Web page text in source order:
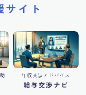
サイト
年収交渉アドバイス
給与交渉ナビ